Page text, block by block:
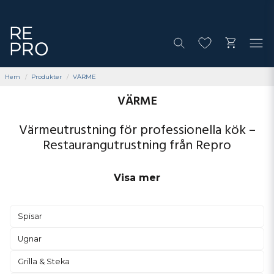
Hem Produkter VÄRME
VÄRME
Värmeutrustning för professionella kök –
Restaurangutrustning från Repro
värmeutrustning för restaurang, bageri och storkök. Här hittar
varmhållningslösningar utvecklade för precision, kapacitet och
Visa mer
Spisar
Ugnar
Grilla & Steka